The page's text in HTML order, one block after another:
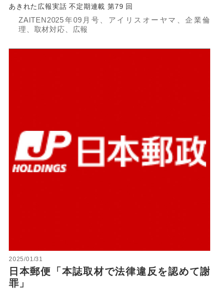
あきれた広報実話 不定期連載 第79 回
ZAITEN2025年09月号、アイリスオーヤマ、企業倫
理、取材対応、広報
2025/01/31
日本郵便「本誌取材で法律違反を認めて謝
罪」